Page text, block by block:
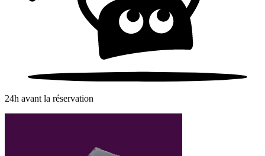
24h avant la réservation